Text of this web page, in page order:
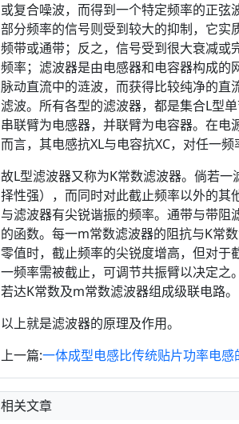
或复合噪波，而得到一个特定频率的正
部分频率的信号则受到较大的抑制，它
频带或通带；反之，信号受到很大衰减
频率；滤波器是由电感器和电容器构成
脉动直流中的涟波，而获得比较纯净的
滤波。所有各型的滤波器，都是集合L型
串联臂为电感器，并联臂为电容器。在
而言，其电感抗XL与电容抗XC，对任一频
故L型滤波器又称为K常数滤波器。倘若
择性强），而同时对此截止频率以外的
与滤波器有尖锐谐振的频率。通带与带
的函数。每一m常数滤波器的阻抗与K常
零值时，截止频率的尖锐度增高，但对
一频率需被截止，可调节共振臂以决定之
若达K常数及m常数滤波器组成级联电路。
以上就是滤波器的原理及作用。
上一篇:一体成型电感比传统贴片功率电感
相关文章